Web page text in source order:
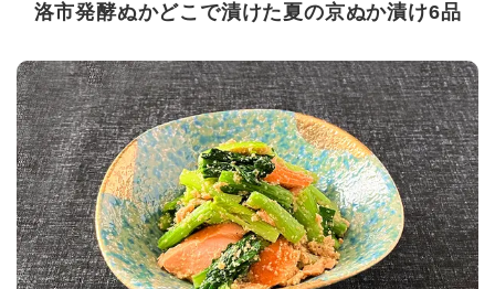
洛市発酵ぬかどこで漬けた夏の京ぬか漬け6品